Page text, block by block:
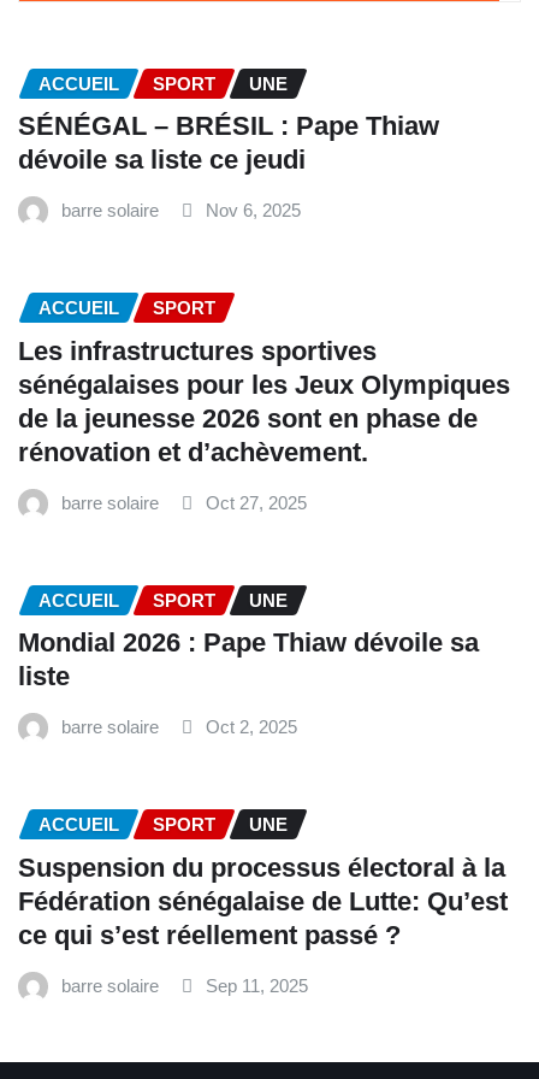
ACCUEIL SPORT UNE
SÉNÉGAL – BRÉSIL : Pape Thiaw
dévoile sa liste ce jeudi
barre solaire Nov 6, 2025
ACCUEIL SPORT
Les infrastructures sportives
sénégalaises pour les Jeux Olympiques
de la jeunesse 2026 sont en phase de
rénovation et d’achèvement.
barre solaire Oct 27, 2025
ACCUEIL SPORT UNE
Mondial 2026 : Pape Thiaw dévoile sa
liste
barre solaire Oct 2, 2025
ACCUEIL SPORT UNE
‎Suspension du processus électoral à la
Fédération sénégalaise de Lutte: Qu’est
ce qui s’est réellement passé ? ‎‎
barre solaire Sep 11, 2025